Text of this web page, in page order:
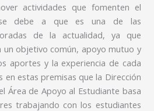
actividades que fomenten el
debe a que es una de las
de la actualidad, ya que
un objetivo común, apoyo mutuo y
aportes y la experiencia de cada
en estas premisas que la Dirección
Área de Apoyo al Estudiante basa
trabajando con los estudiantes